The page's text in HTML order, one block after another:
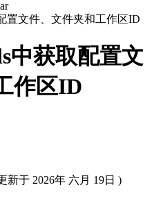
置文件、文件夹和工作区ID
中获取配置文
作区ID
新于 2026年 六月 19日 )